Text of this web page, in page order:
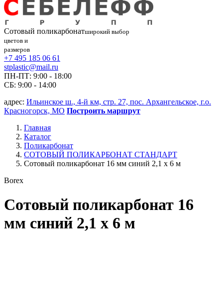
Сотовый поликарбонатширокий выбор
цветов и
размеров
+7 495 185 06 61
stplastic@mail.ru
ПН-ПТ: 9:00 - 18:00
СБ: 9:00 - 14:00
адрес: Ильинское ш., 4-й км, стр. 27, пос. Архангельское, г.о.
Красногорск, МО Построить маршрут
Главная
Каталог
Поликарбонат
СОТОВЫЙ ПОЛИКАРБОНАТ СТАНДАРТ
Сотовый поликарбонат 16 мм синий 2,1 x 6 м
Borex
Сотовый поликарбонат 16
мм синий 2,1 x 6 м